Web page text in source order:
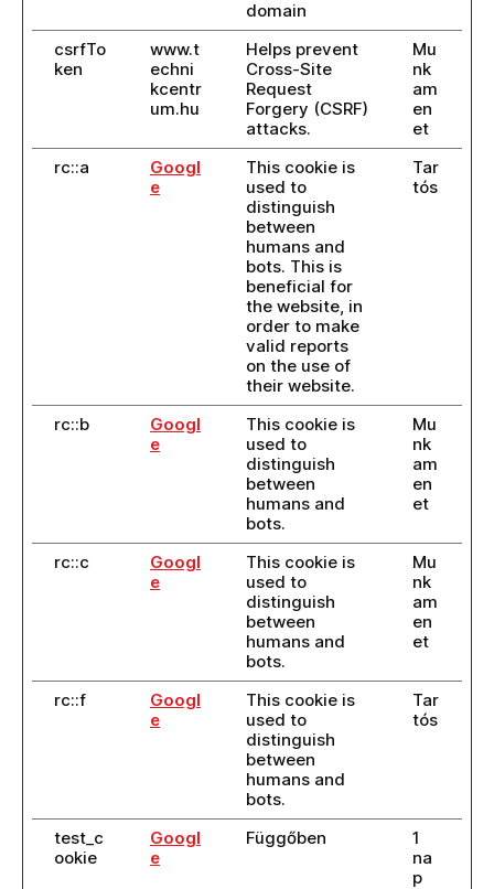
domain
csrfTo
ken
www.t
echni
kcentr
um.hu
Helps prevent
Cross-Site
Request
Forgery (CSRF)
attacks.
Mu
nk
am
en
et
rc::a
Googl
e
This cookie is
used to
distinguish
between
humans and
bots. This is
beneficial for
the website, in
order to make
valid reports
on the use of
their website.
Tar
tós
rc::b
Googl
e
This cookie is
used to
distinguish
between
humans and
bots.
Mu
nk
am
en
et
rc::c
Googl
e
This cookie is
used to
distinguish
between
humans and
bots.
Mu
nk
am
en
et
rc::f
Googl
e
This cookie is
used to
distinguish
between
humans and
bots.
Tar
tós
test_c
ookie
Googl
e
Függőben
1
na
p